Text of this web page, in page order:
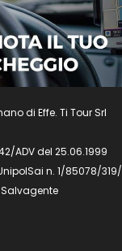
di Effe. Ti Tour Srl
ADV del 25.06.1999
n. 1/85078/